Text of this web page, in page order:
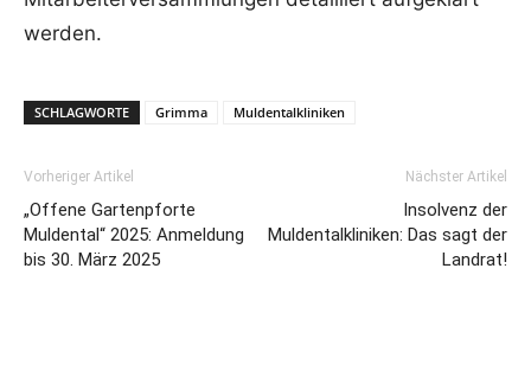
werden.
SCHLAGWORTE Grimma Muldentalkliniken
Vorheriger Artikel
„Offene Gartenpforte
Muldental“ 2025: Anmeldung
bis 30. März 2025
Nächster Artikel
Insolvenz der
Muldentalkliniken: Das sagt der
Landrat!